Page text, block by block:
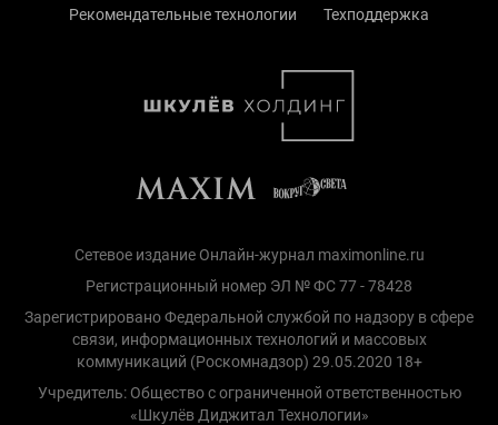
Рекомендательные технологии
Техподдержка
Сетевое издание Онлайн-журнал maximonline.ru
Регистрационный номер ЭЛ № ФС 77 - 78428
Зарегистрировано Федеральной службой по надзору в сфере
связи, информационных технологий и массовых
коммуникаций (Роскомнадзор) 29.05.2020 18+
Учредитель: Общество с ограниченной ответственностью
«Шкулёв Диджитал Технологии»